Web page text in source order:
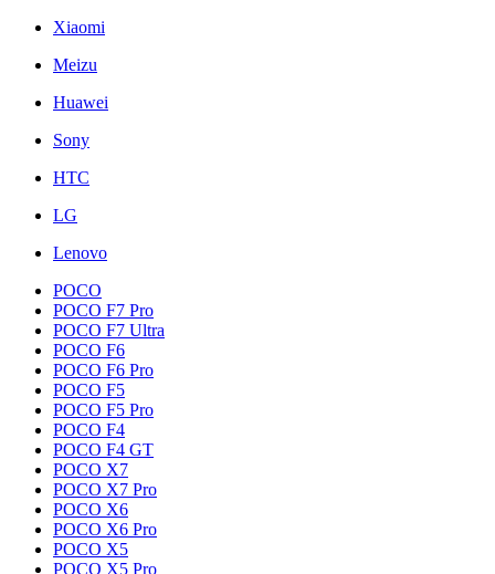
Xiaomi
Meizu
Huawei
Sony
HTC
LG
Lenovo
POCO
POCO F7 Pro
POCO F7 Ultra
POCO F6
POCO F6 Pro
POCO F5
POCO F5 Pro
POCO F4
POCO F4 GT
POCO X7
POCO X7 Pro
POCO X6
POCO X6 Pro
POCO X5
POCO X5 Pro